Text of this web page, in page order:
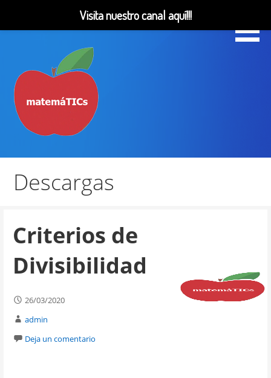
contenido
MatemáTICs
Descargas
Criterios de
Divisibilidad
26/03/2020
admin
Deja un comentario
Visita nuestro canal aquí!!!